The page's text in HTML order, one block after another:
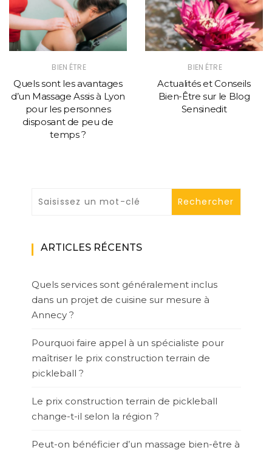
BIEN ÉTRE
Quels sont les avantages
d’un Massage Assis à Lyon
pour les personnes
disposant de peu de
temps ?
BIEN ÉTRE
Actualités et Conseils
Bien-Être sur le Blog
Sensinedit
ARTICLES RÉCENTS
Quels services sont généralement inclus
dans un projet de cuisine sur mesure à
Annecy ?
Pourquoi faire appel à un spécialiste pour
maîtriser le prix construction terrain de
pickleball ?
Le prix construction terrain de pickleball
change-t-il selon la région ?
Peut-on bénéficier d’un massage bien-être à